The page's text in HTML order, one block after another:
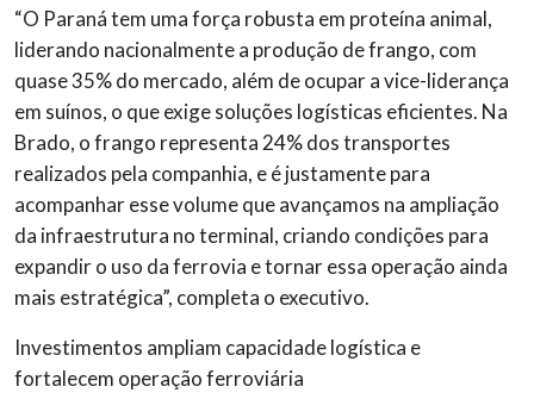
“O Paraná tem uma força robusta em proteína animal,
liderando nacionalmente a produção de frango, com
quase 35% do mercado, além de ocupar a vice-liderança
em suínos, o que exige soluções logísticas eficientes. Na
Brado, o frango representa 24% dos transportes
realizados pela companhia, e é justamente para
acompanhar esse volume que avançamos na ampliação
da infraestrutura no terminal, criando condições para
expandir o uso da ferrovia e tornar essa operação ainda
mais estratégica”, completa o executivo.
Investimentos ampliam capacidade logística e
fortalecem operação ferroviária